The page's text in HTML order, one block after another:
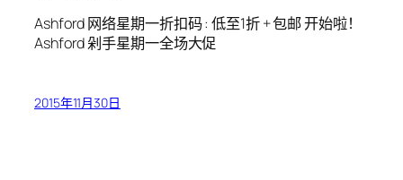
Ashford 网络星期一折扣码 : 低至1折 + 包邮 开始啦！
Ashford 剁手星期一全场大促
2015年11月30日